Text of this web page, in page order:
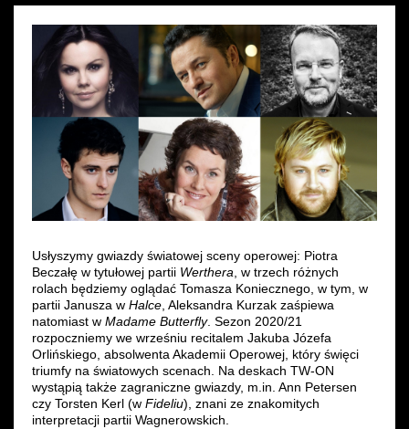
Wynajem kostiumów
Wynajem rekwizytów
Fundusze unijne
Dotacje celowe
Usłyszymy gwiazdy światowej sceny operowej: Piotra
Beczałę w tytułowej partii Werthera, w trzech różnych
rolach będziemy oglądać Tomasza Koniecznego, w tym, w
partii Janusza w Halce, Aleksandra Kurzak zaśpiewa
natomiast w Madame Butterfly. Sezon 2020/21
rozpoczniemy we wrześniu recitalem Jakuba Józefa
Orlińskiego, absolwenta Akademii Operowej, który święci
triumfy na światowych scenach. Na deskach TW-ON
wystąpią także zagraniczne gwiazdy, m.in. Ann Petersen
czy Torsten Kerl (w Fideliu), znani ze znakomitych
interpretacji partii Wagnerowskich.